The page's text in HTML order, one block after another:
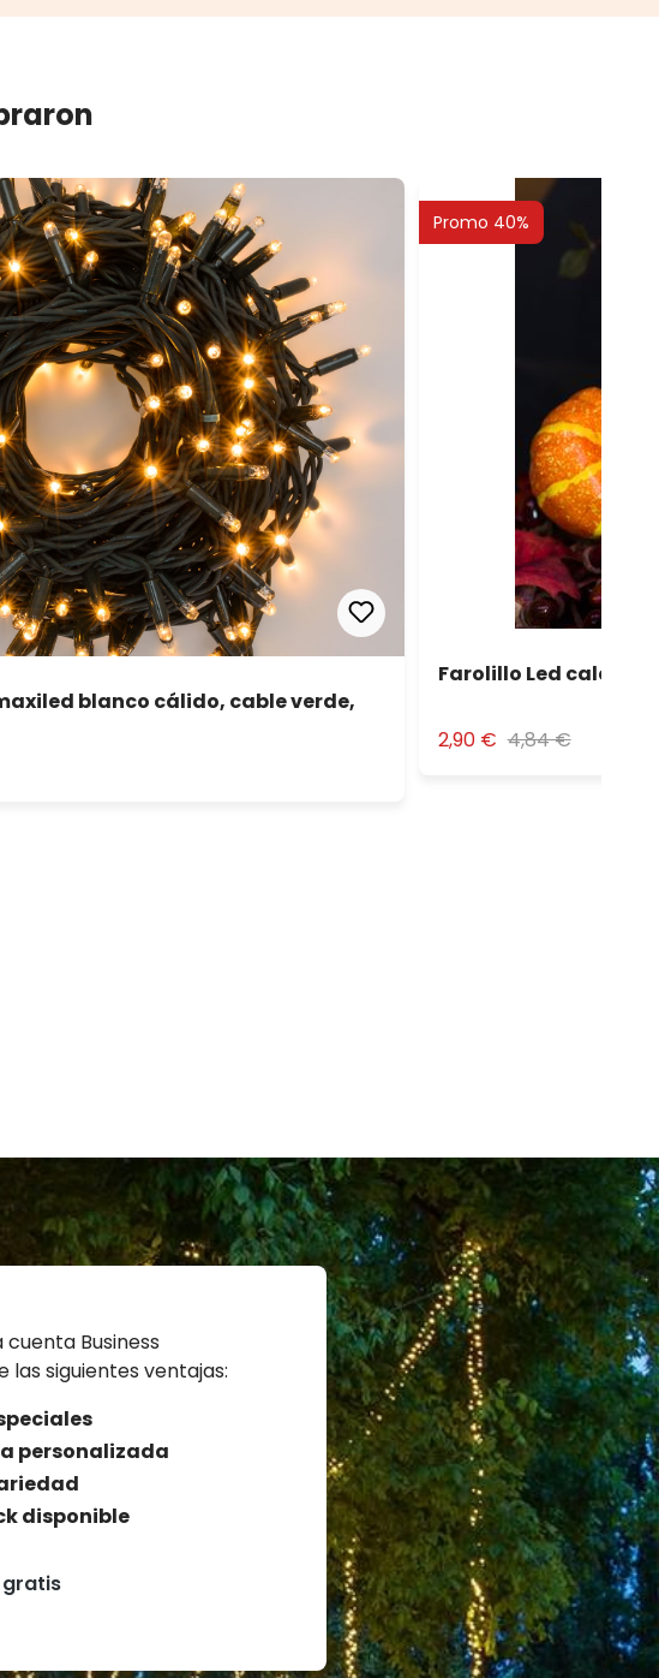
blanco cálido, cable verde,
Promo 40%
Farolillo Led
2,90 € 4,84 €
cuenta Business
las siguientes ventajas:
personalizada
disponible